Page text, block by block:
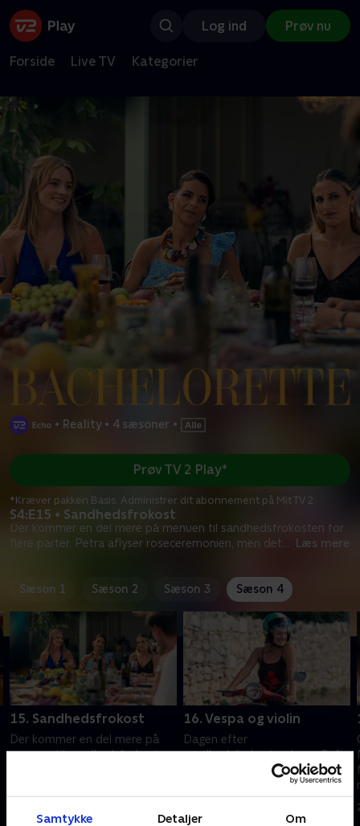
Samtykke Detaljer Om
Log ind Prøv nu
Forside Live TV Kategorier
• Reality • 4 sæsoner •
S4:E15 • Sandhedsfrokost
Der kommer en del mere på menuen til sandhedsfrokosten for
flere parter. Petra aflyser roseceremonien, men det ... Læs mere
Prøv TV 2 Play*
*Kræver pakken Basis. Administrer dit abonnement på Mit TV 2.
Sæson 1 Sæson 2 Sæson 3 Sæson 4
15. Sandhedsfrokost
Der kommer en del mere på
menuen til sandhedsfrokosten
ingen garanti for en nat mere
på Sicilien.
16. Vespa og violin
Dagen efter
sandhedsfrokosten tager Sofie
ud og cruiser. Motoren driller,
men flirten kører som smurt!
Mie frister sin date med en
intim privatforestilling.